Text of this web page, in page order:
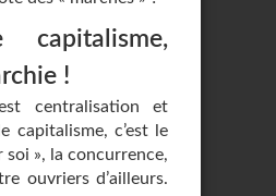
!
centralisation et
capitalisme, c’est le
soi », la concurrence,
ouvriers d’ailleurs.